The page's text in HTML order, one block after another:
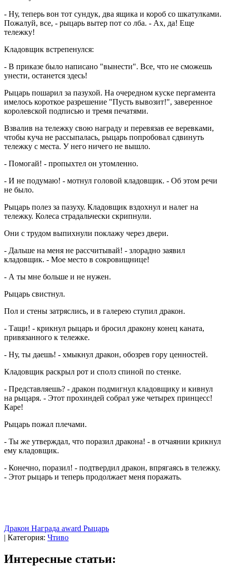
- Ну, теперь вон тот сундук, два ящика и короб со шкатулками.
Пожалуй, все, - рыцарь вытер пот со лба. - Ах, да! Еще
тележку!
Кладовщик встрепенулся:
- В приказе было написано "вынести". Все, что не сможешь
унести, останется здесь!
Рыцарь пошарил за пазухой. На очередном куске пергамента
имелось короткое разрешение "Пусть вывозит!", заверенное
королевской подписью и тремя печатями.
Взвалив на тележку свою награду и перевязав ее веревками,
чтобы куча не рассыпалась, рыцарь попробовал сдвинуть
тележку с места. У него ничего не вышло.
- Помогай! - пропыхтел он утомленно.
- И не подумаю! - мотнул головой кладовщик. - Об этом речи
не было.
Рыцарь полез за пазуху. Кладовщик вздохнул и налег на
тележку. Колеса страдальчески скрипнули.
Они с трудом выпихнули поклажу через двери.
- Дальше на меня не рассчитывай! - злорадно заявил
кладовщик. - Мое место в сокровищнице!
- А ты мне больше и не нужен.
Рыцарь свистнул.
Пол и стены затряслись, и в галерею ступил дракон.
- Тащи! - крикнул рыцарь и бросил дракону конец каната,
привязанного к тележке.
- Ну, ты даешь! - хмыкнул дракон, обозрев гору ценностей.
Кладовщик раскрыл рот и сполз спиной по стенке.
- Представляешь? - дракон подмигнул кладовщику и кивнул
на рыцаря. - Этот прохиндей собрал уже четырех принцесс!
Каре!
Рыцарь пожал плечами.
- Ты же утверждал, что поразил дракона! - в отчаянии крикнул
ему кладовщик.
- Конечно, поразил! - подтвердил дракон, впрягаясь в тележку.
- Этот рыцарь и теперь продолжает меня поражать.
Дракон Награда award Рыцарь
| Категория: Чтиво
Интересные статьи: